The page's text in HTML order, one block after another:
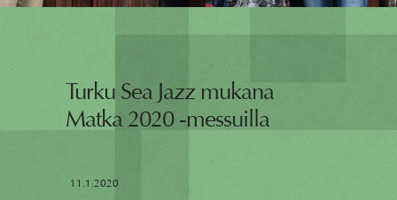
Turku Sea Jazz mukana
Matka 2020 -messuilla
11.1.2020